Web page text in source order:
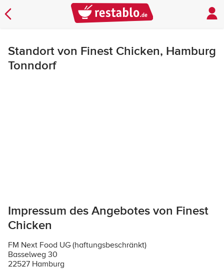
Standort von Finest Chicken, Hamburg
Tonndorf
Impressum des Angebotes von Finest
Chicken
FM Next Food UG (haftungsbeschränkt)
Basselweg 30
22527 Hamburg